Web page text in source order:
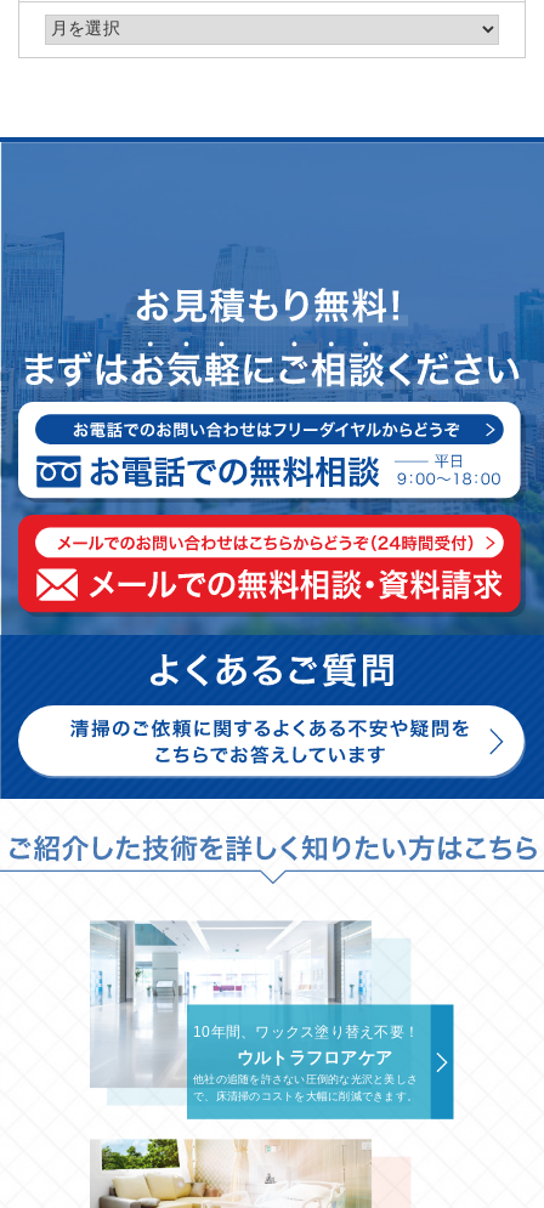
アーカイブ
10年間、ワックス塗り替え不要！
ウルトラフロアケア
他社の追随を許さない圧倒的な光沢と美しさ
で、床清掃のコストを大幅に削減できます。